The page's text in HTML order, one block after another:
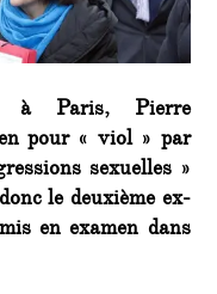
à Paris, Pierre
pour « viol » par
sexuelles »
le deuxième ex-
en examen dans